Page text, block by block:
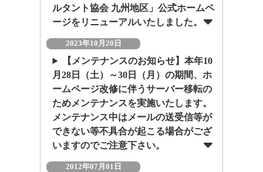
ルタント協会 九州地区」公式ホームペ
ージをリニューアルいたしました。
2023年10月20日
【メンテナンスのお知らせ】本年10
月28日（土）～30日（月）の期間、ホ
ームページ改修に伴うサーバー移転の
ためメンテナンスを実施いたします。
メンテナンス中はメールの送受信等が
できない等不具合が起こる場合がござ
いますのでご注意下さい。
2012年07月01日